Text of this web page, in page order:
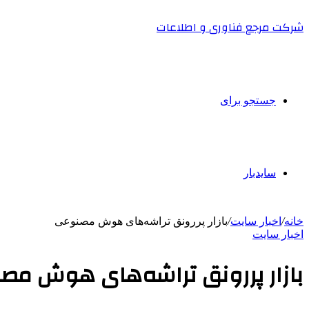
شرکت مرجع فناوری و اطلاعات
جستجو برای
سایدبار
خانه/ اخبار سایت/بازار پررونق تراشه‌های هوش مصنوعی
اخبار سایت
بازار پررونق تراشه‌های هوش